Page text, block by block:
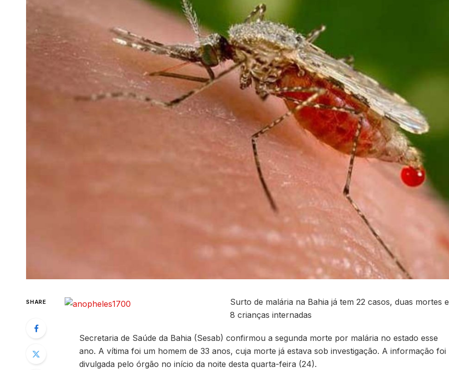
SHARE
Surto de malária na Bahia já tem 22 casos, duas mortes e
8 crianças internadas
Secretaria de Saúde da Bahia (Sesab) confirmou a segunda morte por malária no estado esse
ano. A vítima foi um homem de 33 anos, cuja morte já estava sob investigação. A informação foi
divulgada pelo órgão no início da noite desta quarta-feira (24).